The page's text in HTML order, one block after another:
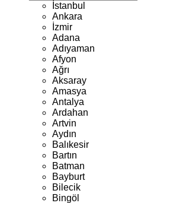
İstanbul
Ankara
İzmir
Adana
Adıyaman
Afyon
Ağrı
Aksaray
Amasya
Antalya
Ardahan
Artvin
Aydın
Balıkesir
Bartın
Batman
Bayburt
Bilecik
Bingöl